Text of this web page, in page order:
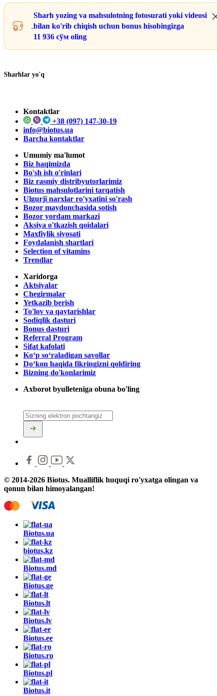
Sharh yozing va mahsulotning fotosurati yoki videosi
bilan ko'rib chiqish uchun bonus hisobingizga
11 936 сўм oling
Sharhlar yo'q
Kontaktlar
+38 (097) 147-30-19
info@biotus.ua
Barcha kontaktlar
Umumiy ma'lumot
Biz haqimizda
Bo'sh ish o'rinlari
Biz rasmiy distribyutorlarimiz
Biotus mahsulotlarini tarqatish
Ulgurji narxlar ro'yxatini so'rash
Bozor maydonchasida sotish
Bozor yordam markazi
Aksiya o'tkazish qoidalari
Maxfiylik siyosati
Foydalanish shartlari
Selection of vitamins
Trendlar
Xaridorga
Aktsiyalar
Chegirmalar
Yetkazib berish
To'lov va qaytarishlar
Sodiqlik dasturi
Bonus dasturi
Referral Program
Sifat kafolati
Ko‘p so‘raladigan savollar
Do‘kon haqida fikringizni qoldiring
Bizning do'konlarimiz
Axborot byulleteniga obuna bo'ling
© 2014-2026 Biotus. Mualliflik huquqi ro'yxatga olingan va
qonun bilan himoyalangan!
Biotus.ua
biotus.kz
Biotus.md
Biotus.ge
Biotus.lt
Biotus.lv
Biotus.ee
Biotus.ro
Biotus.pl
Biotus.it